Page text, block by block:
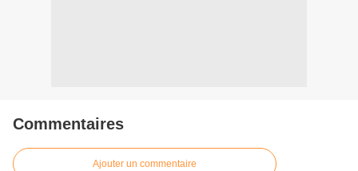
Commentaires
Ajouter un commentaire